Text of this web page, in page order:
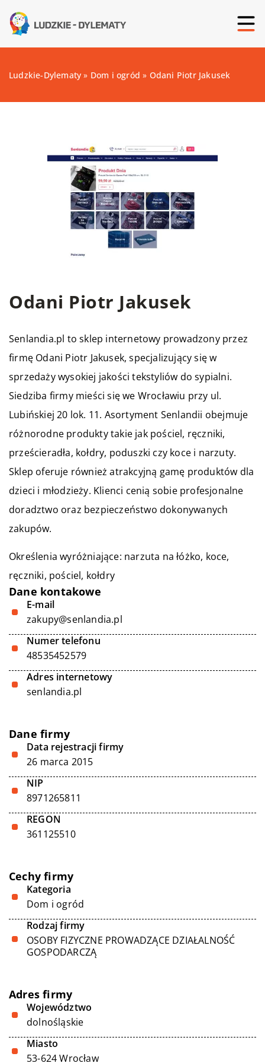
Ludzkie-Dylematy » Dom i ogród » Odani Piotr Jakusek
Odani Piotr Jakusek
Senlandia.pl to sklep internetowy prowadzony przez
firmę Odani Piotr Jakusek, specjalizujący się w
sprzedaży wysokiej jakości tekstyliów do sypialni.
Siedziba firmy mieści się we Wrocławiu przy ul.
Lubińskiej 20 lok. 11. Asortyment Senlandii obejmuje
różnorodne produkty takie jak pościel, ręczniki,
prześcieradła, kołdry, poduszki czy koce i narzuty.
Sklep oferuje również atrakcyjną gamę produktów dla
dzieci i młodzieży. Klienci cenią sobie profesjonalne
doradztwo oraz bezpieczeństwo dokonywanych
zakupów.
Określenia wyróżniające: narzuta na łóżko, koce,
ręczniki, pościel, kołdry
Dane kontakowe
E-mail
zakupy@senlandia.pl
Numer telefonu
48535452579
Adres internetowy
senlandia.pl
Dane firmy
Data rejestracji firmy
26 marca 2015
NIP
8971265811
REGON
361125510
Cechy firmy
Kategoria
Dom i ogród
Rodzaj firmy
OSOBY FIZYCZNE PROWADZĄCE DZIAŁALNOŚĆ
GOSPODARCZĄ
Adres firmy
Województwo
dolnośląskie
Miasto
53-624 Wrocław